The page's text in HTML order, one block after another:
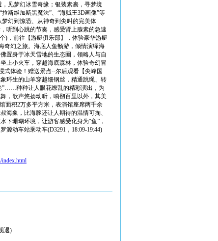
见梦幻冰雪奇缘；银装素裹，寻梦境
斯维加斯黑魔法”、“海贼王3D画像”等
幻到惊恐、从神奇到尖叫的完美体
听到心跳的节奏，感受肾上腺素的急速
)，前往【游艇俱乐部】，体验豪华游艇
奇幻之旅。海底人鱼畅游，倾情演绎海
置身于冰天雪地的生态圈，领略人与自
上小火车，穿越海底森林，体验奇幻冒
式体验！赠送景点--尔后观看【尖峰国
环生的山羊穿越细钢丝，精通跳绳、转
”……种种让人眼花缭乱的精彩演出，为
，歌声悠扬动听，响彻百里以外，其美
面积2万多平方米，表演馆座席两千余
海象，比海豚还让人期待的温情可掬、
下珊瑚环境，让游客感受化身为“鱼”，
源动车站乘动车(D3291，18:09-19:44)
index.html
退)